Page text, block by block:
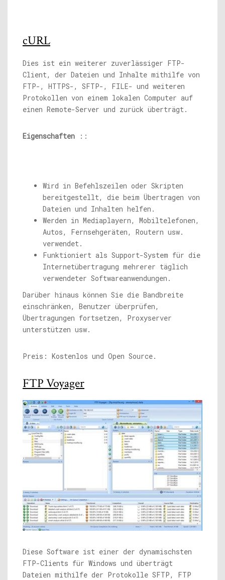
cURL
Dies ist ein weiterer zuverlässiger FTP-
Client, der Dateien und Inhalte mithilfe von
FTP-, HTTPS-, SFTP-, FILE- und weiteren
Protokollen von einem lokalen Computer auf
einen Remote-Server und zurück überträgt.
Eigenschaften ::
Wird in Befehlszeilen oder Skripten
bereitgestellt, die beim Übertragen von
Dateien und Inhalten helfen.
Werden in Mediaplayern, Mobiltelefonen,
Autos, Fernsehgeräten, Routern usw.
verwendet.
Funktioniert als Support-System für die
Internetübertragung mehrerer täglich
verwendeter Softwareanwendungen.
Darüber hinaus können Sie die Bandbreite
einschränken, Benutzer überprüfen,
Übertragungen fortsetzen, Proxyserver
unterstützen usw.
Preis: Kostenlos und Open Source.
FTP Voyager
Diese Software ist einer der dynamischsten
FTP-Clients für Windows und überträgt
Dateien mithilfe der Protokolle SFTP, FTP